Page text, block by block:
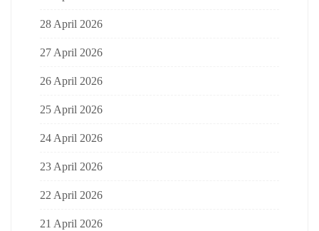
28 April 2026
27 April 2026
26 April 2026
25 April 2026
24 April 2026
23 April 2026
22 April 2026
21 April 2026